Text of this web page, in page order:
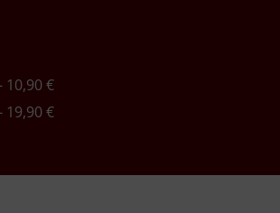
10,90 €
19,90 €